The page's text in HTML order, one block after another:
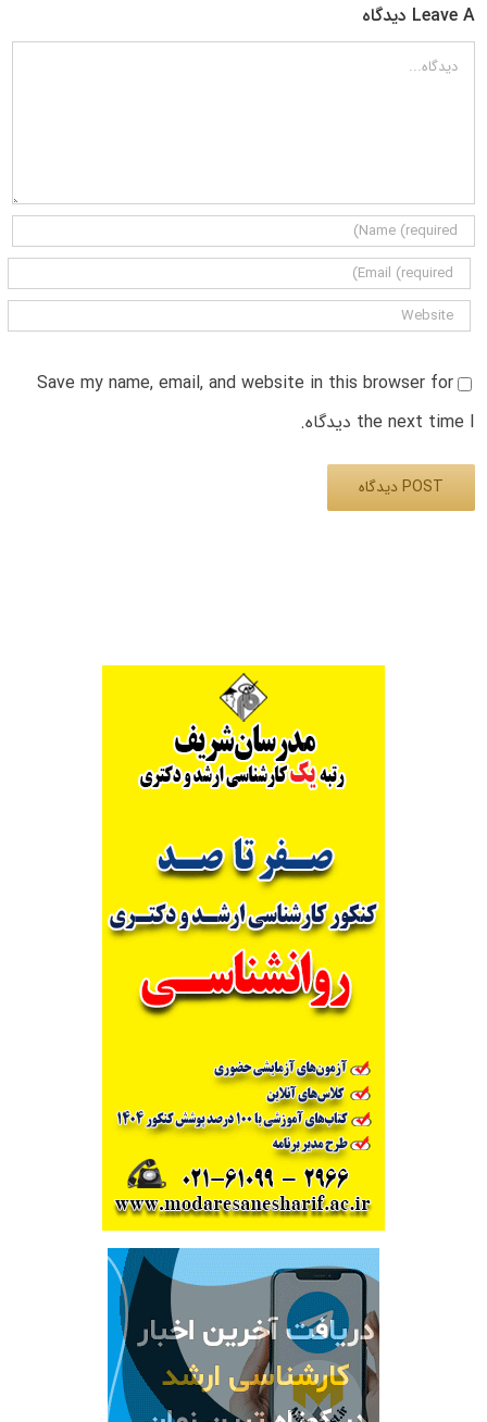
Leave A دیدگاه
دیدگاه
Save my name, email, and website in this browser for
the next time I دیدگاه.